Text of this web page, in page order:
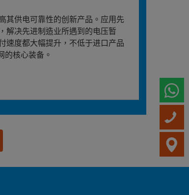
其供电可靠性的创新产品。应用先
解决先进制造业所遇到的电压暂
速度都大幅提升，不低于进口产品
的核心装备。